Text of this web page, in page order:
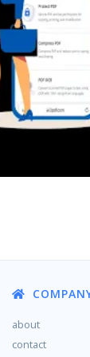
about
contact